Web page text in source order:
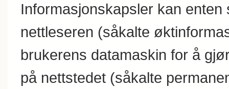
Informasjonskapsler kan
nettleseren (såkalte
brukerens datamaskin for å
på nettstedet (såkalte